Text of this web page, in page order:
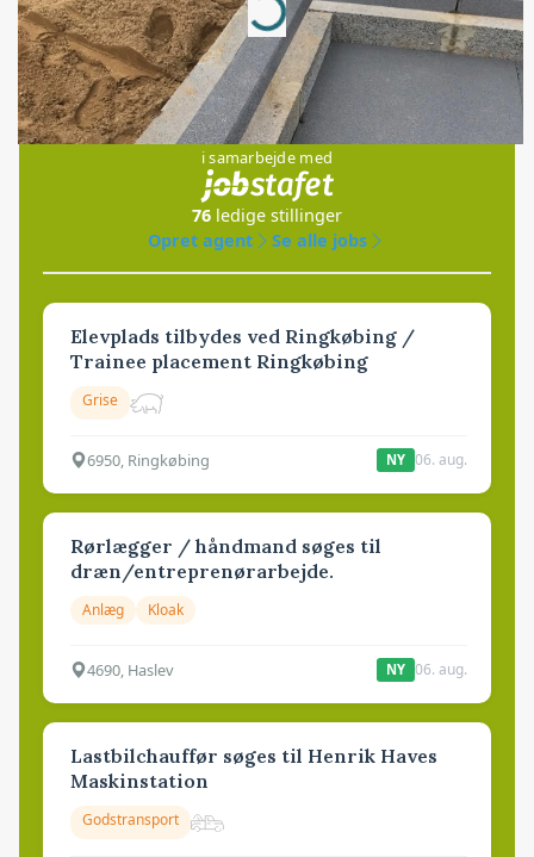
Loading...
Jobs
i samarbejde med
76 ledige stillinger
Opret agent
Se alle jobs
Elevplads tilbydes ved Ringkøbing /
Trainee placement Ringkøbing
Grise
6950, Ringkøbing NY 06. aug.
Rørlægger / håndmand søges til
dræn/entreprenørarbejde.
Anlæg Kloak
4690, Haslev NY 06. aug.
Lastbilchauffør søges til Henrik Haves
Maskinstation
Godstransport